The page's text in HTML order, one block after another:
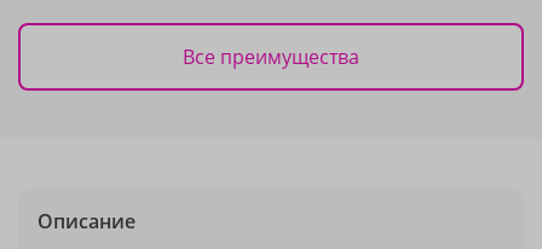
Все преимущества
Описание